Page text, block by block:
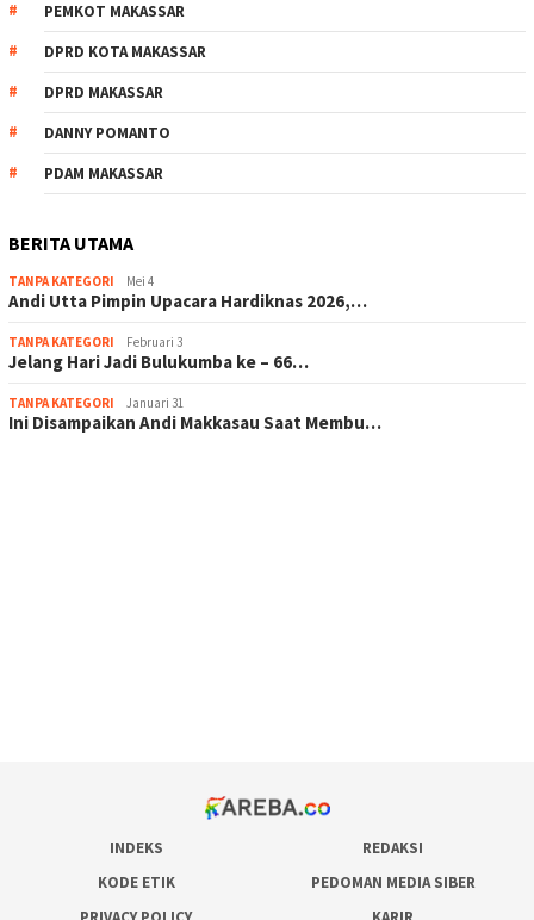
PEMKOT MAKASSAR
DPRD KOTA MAKASSAR
DPRD MAKASSAR
DANNY POMANTO
PDAM MAKASSAR
BERITA UTAMA
TANPA KATEGORI Mei 4
Andi Utta Pimpin Upacara Hardiknas 2026,…
TANPA KATEGORI Februari 3
Jelang Hari Jadi Bulukumba ke – 66…
TANPA KATEGORI Januari 31
Ini Disampaikan Andi Makkasau Saat Membu…
INDEKS
REDAKSI
KODE ETIK
PEDOMAN MEDIA SIBER